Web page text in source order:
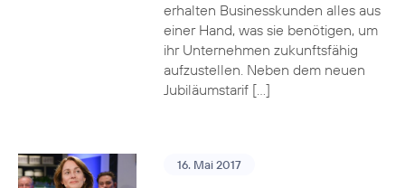
erhalten Businesskunden alles aus
einer Hand, was sie benötigen, um
ihr Unternehmen zukunftsfähig
aufzustellen. Neben dem neuen
Jubiläumstarif […]
16. Mai 2017